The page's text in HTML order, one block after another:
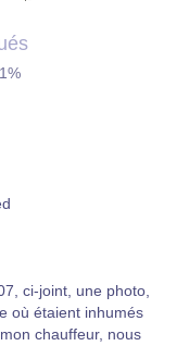
ci-joint, une photo,
où étaient inhumés
chauffeur, nous